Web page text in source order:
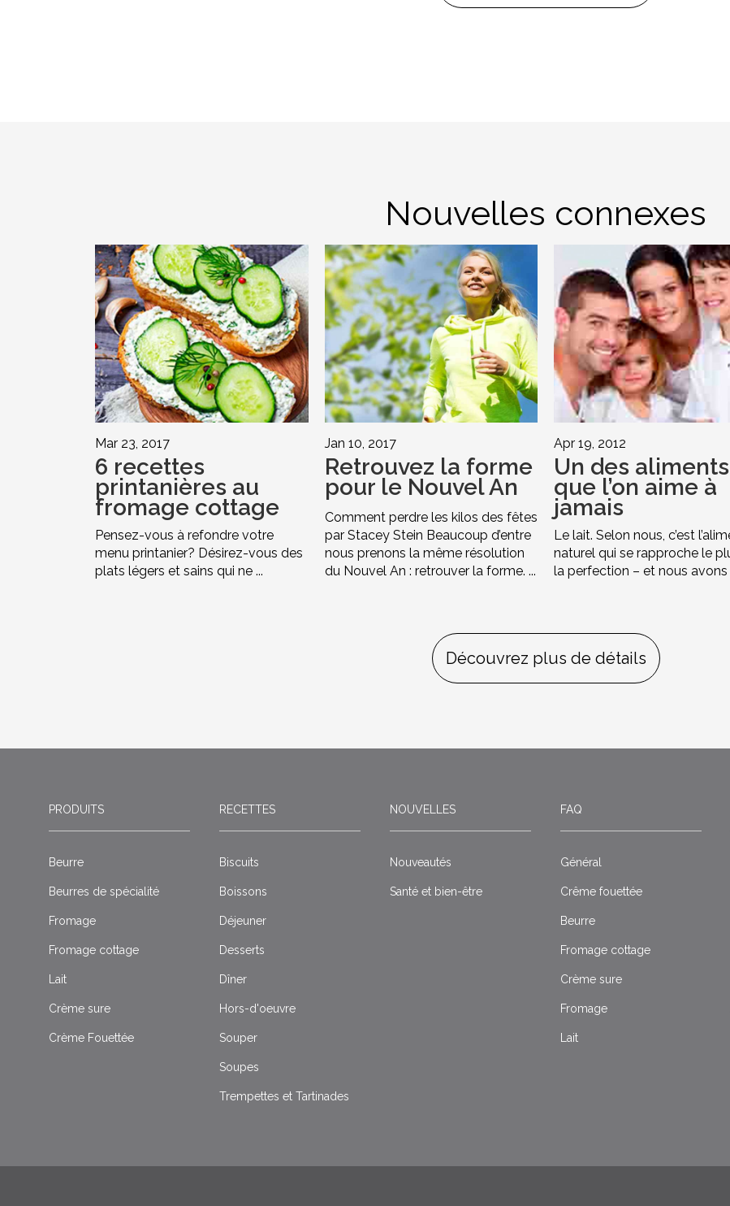
Nouvelles connexes
Mar 23, 2017
6 recettes
printanières au
fromage cottage
Pensez-vous à refondre votre
menu printanier? Désirez-vous des
plats légers et sains qui ne ...
Jan 10, 2017
Retrouvez la forme
pour le Nouvel An
Comment perdre les kilos des fêtes
par Stacey Stein Beaucoup d’entre
nous prenons la même résolution
du Nouvel An : retrouver la forme. ...
Apr 19, 2012
Un des aliments
que l’on aime à
jamais
Le lait. Selon nous, c’est
naturel qui se rapproche le
la perfection – et nous avons
Découvrez plus de détails
PRODUITS
Beurre
Beurres de spécialité
Fromage
Fromage cottage
Lait
Crème sure
Crème Fouettée
RECETTES
Biscuits
Boissons
Déjeuner
Desserts
Dîner
Hors-d'oeuvre
Souper
Soupes
Trempettes et Tartinades
NOUVELLES
Nouveautés
Santé et bien-être
FAQ
Général
Crême fouettée
Beurre
Fromage cottage
Crème sure
Fromage
Lait